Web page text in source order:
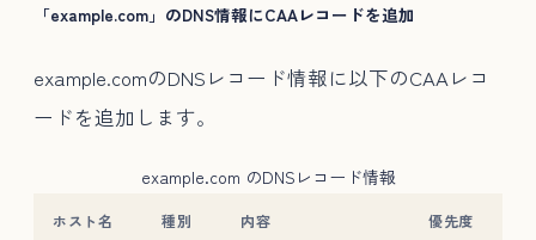
「example.com」のDNS情報にCAAレコードを追加
example.comのDNSレコード情報に以下のCAAレコ
ードを追加します。
example.com のDNSレコード情報
ホスト名 種別 内容 優先度